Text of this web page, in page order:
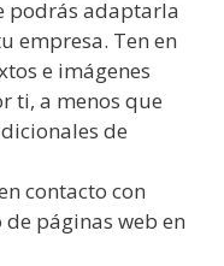
podrás adaptarla
empresa. Ten en
e imágenes
ti, a menos que
de
contacto con
páginas web en